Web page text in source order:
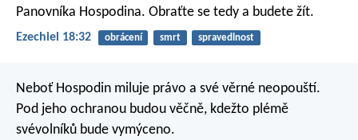
Panovníka Hospodina. Obraťte se tedy a budete žít.
Ezechiel 18:32 obrácení smrt spravedlnost
Neboť Hospodin miluje právo a své věrné neopouští.
Pod jeho ochranou budou věčně, kdežto plémě
svévolníků bude vymýceno.